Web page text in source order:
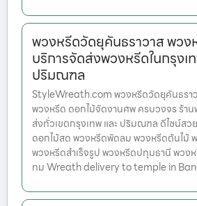
พวงหรีดวัดยุคันธราวาส พวง
บริการจัดส่งพวงหรีดในกรุงเ
ปริมณฑล
StyleWreath.com พวงหรีดวัดยุคันธราว
พวงหรีด ดอกไม้จัดงานศพ ครบวงจร ร้า
ส่งทั่วเขตกรุงเทพ และ ปริมณฑล ดีไซน์สว
ดอกไม้สด พวงหรีดพัดลม พวงหรีดต้นไม้
พวงหรีดสำเร็จรูป พวงหรีดปทุมธานี พว
ทม Wreath delivery to temple in